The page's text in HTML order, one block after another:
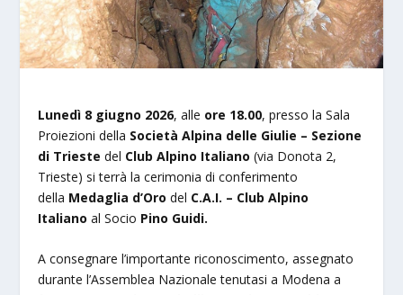
Lunedì 8 giugno 2026, alle ore 18.00, presso la Sala
Proiezioni della Società Alpina delle Giulie – Sezione
di Trieste del Club Alpino Italiano (via Donota 2,
Trieste) si terrà la cerimonia di conferimento
della Medaglia d’Orodel C.A.I. – Club Alpino
Italiano al Socio Pino Guidi.
A consegnare l’importante riconoscimento, assegnato
durante l’Assemblea Nazionale tenutasi a Modena a